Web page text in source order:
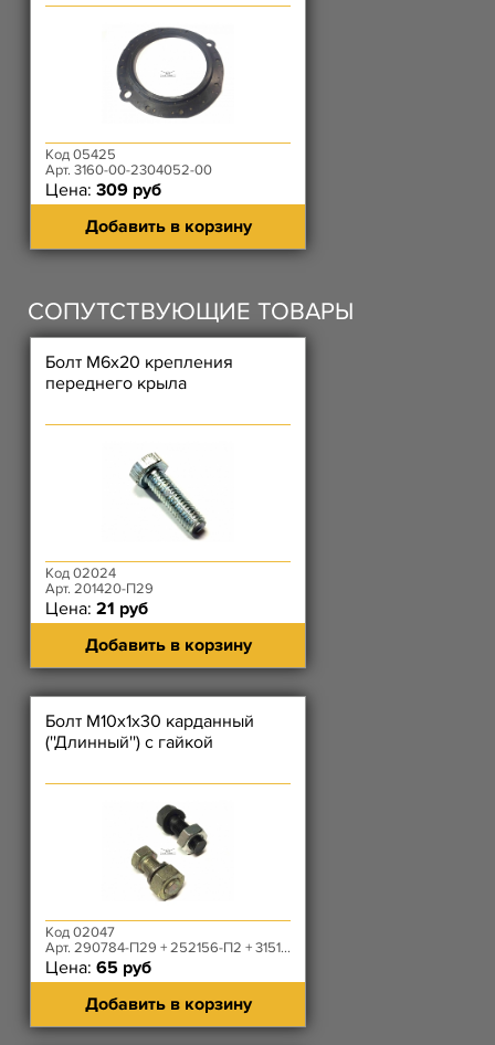
Код 05425
Арт. 3160-00-2304052-00
Цена: 309 руб
Добавить в корзину
СОПУТСТВУЮЩИЕ ТОВАРЫ
Болт М6х20 крепления
переднего крыла
Код 02024
Арт. 201420-П29
Цена: 21 руб
Добавить в корзину
Болт М10х1х30 карданный
(''Длинный'') с гайкой
Код 02047
Арт. 290784-П29 + 252156-П2 + 3151-20-2401059-10
Цена: 65 руб
Добавить в корзину